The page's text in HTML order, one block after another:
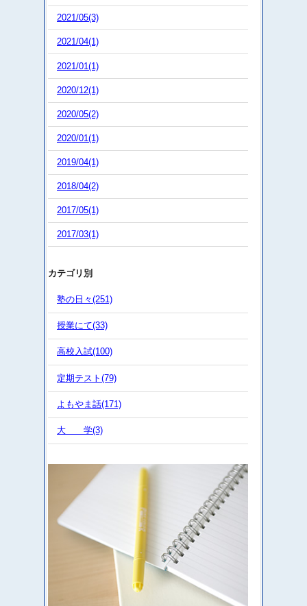
2021/05(3)
2021/04(1)
2021/01(1)
2020/12(1)
2020/05(2)
2020/01(1)
2019/04(1)
2018/04(2)
2017/05(1)
2017/03(1)
カテゴリ別
塾の日々(251)
授業にて(33)
高校入試(100)
定期テスト(79)
よもやま話(171)
大 学(3)